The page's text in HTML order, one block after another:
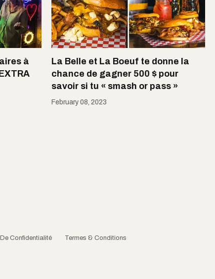
à
La Belle et La Boeuf te donne la
chance de gagner 500 $ pour
savoir si tu « smash or pass »
February 08, 2023
Confidentialité Termes & Conditions